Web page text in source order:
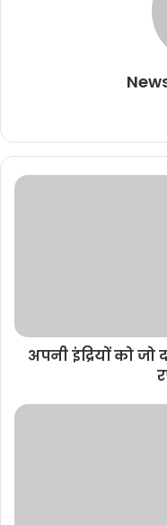
अपनी इंद्रियों को